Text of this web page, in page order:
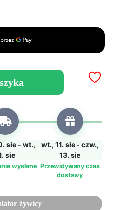
sie - wt.,
sie
wysłane
wt., 11. sie - czw.,
13. sie
Przewidywany czas
dostawy
żywicy